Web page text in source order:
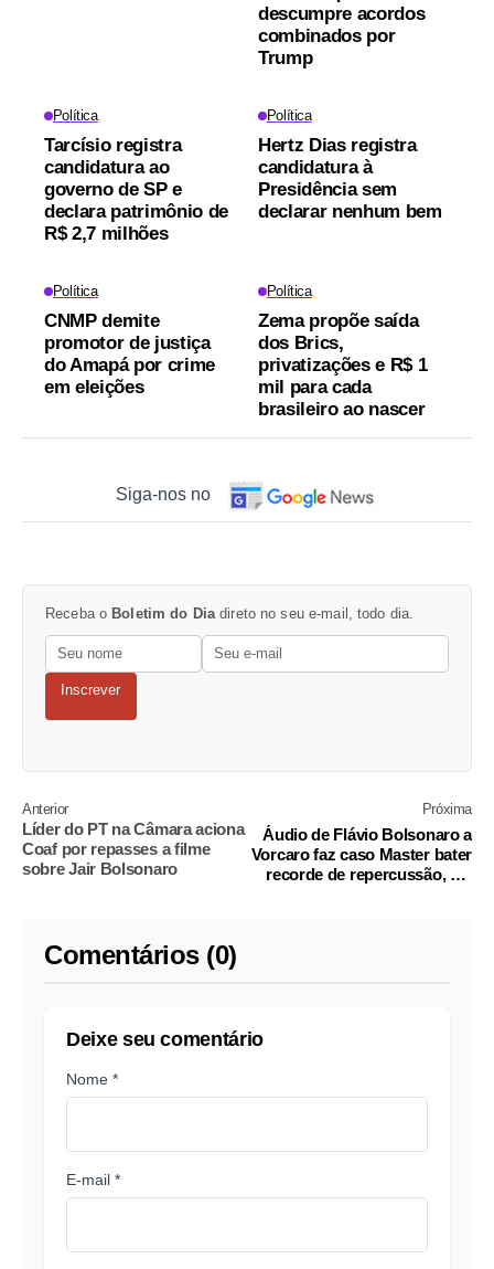
descumpre acordos
combinados por
Trump
Política
Tarcísio registra
candidatura ao
governo de SP e
declara patrimônio de
R$ 2,7 milhões
Política
Hertz Dias registra
candidatura à
Presidência sem
declarar nenhum bem
Política
CNMP demite
promotor de justiça
do Amapá por crime
em eleições
Política
Zema propõe saída
dos Brics,
privatizações e R$ 1
mil para cada
brasileiro ao nascer
Siga-nos no
Receba o Boletim do Diadireto no seu e-mail, todo dia.
Inscrever
Anterior
Líder do PT na Câmara aciona
Coaf por repasses a filme
sobre Jair Bolsonaro
Próxima
Áudio de Flávio Bolsonaro a
Vorcaro faz caso Master bater
recorde de repercussão, diz
Comentários (0)
Deixe seu comentário
Nome *
E-mail *